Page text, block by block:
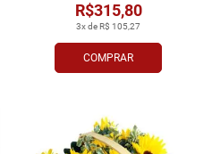
COMPRAR
3x de R$ 105,27
R$315,80